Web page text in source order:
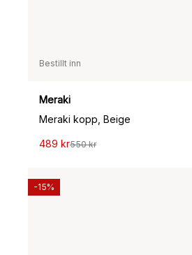
Bestillt inn
Meraki
Meraki kopp, Beige
489 kr550 kr
-15%